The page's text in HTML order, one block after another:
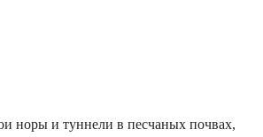
норы и туннели в песчаных почвах,